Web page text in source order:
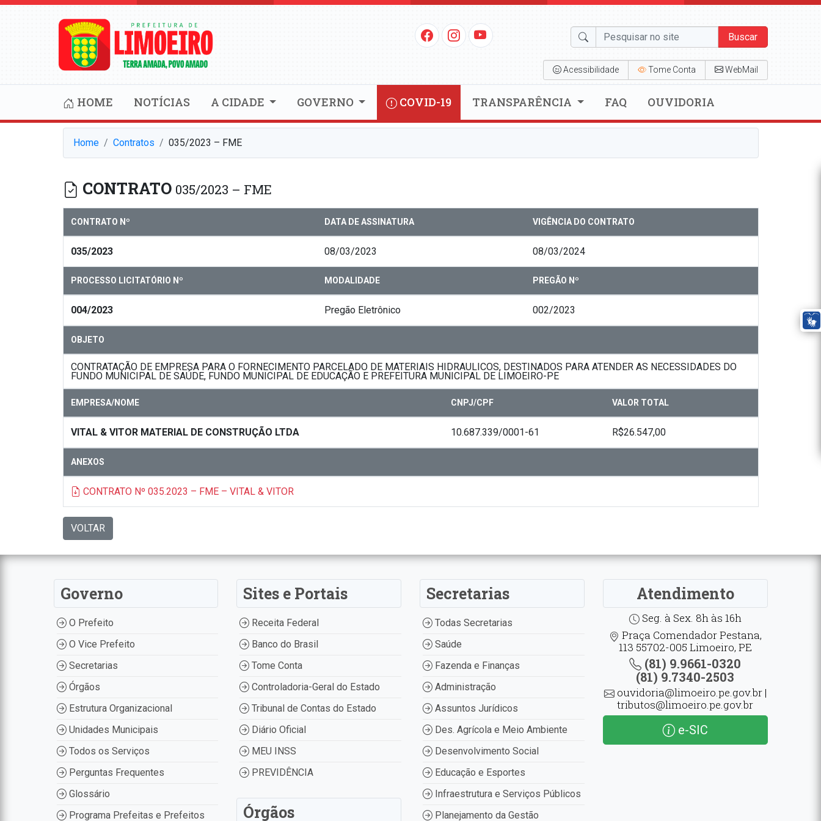
Buscar
Acessibilidade Tome Conta WebMail
HOME NOTÍCIAS A CIDADE GOVERNO COVID-19 TRANSPARÊNCIA FAQ OUVIDORIA
Home Contratos 035/2023 – FME
CONTRATO 035/2023 – FME
CONTRATO Nº DATA DE ASSINATURA VIGÊNCIA DO CONTRATO
035/2023 08/03/2023 08/03/2024
PROCESSO LICITATÓRIO Nº MODALIDADE PREGÃO Nº
004/2023 Pregão Eletrônico 002/2023
OBJETO
CONTRATAÇÃO DE EMPRESA PARA O FORNECIMENTO PARCELADO DE MATERIAIS HIDRAULICOS, DESTINADOS PARA ATENDER AS NECESSIDADES DO
FUNDO MUNICIPAL DE SAÚDE, FUNDO MUNICIPAL DE EDUCAÇÃO E PREFEITURA MUNICIPAL DE LIMOEIRO-PE
EMPRESA/NOME CNPJ/CPF VALOR TOTAL
VITAL & VITOR MATERIAL DE CONSTRUÇÃO LTDA 10.687.339/0001-61 R$26.547,00
ANEXOS
CONTRATO Nº 035.2023 – FME – VITAL & VITOR
VOLTAR
Governo
O Prefeito
O Vice Prefeito
Secretarias
Órgãos
Estrutura Organizacional
Unidades Municipais
Todos os Serviços
Perguntas Frequentes
Glossário
Programa Prefeitas e Prefeitos
Sites e Portais
Receita Federal
Banco do Brasil
Tome Conta
Controladoria-Geral do Estado
Tribunal de Contas do Estado
Diário Oficial
MEU INSS
PREVIDÊNCIA
Órgãos
Secretarias
Todas Secretarias
Saúde
Fazenda e Finanças
Administração
Assuntos Jurídicos
Des. Agrícola e Meio Ambiente
Desenvolvimento Social
Educação e Esportes
Infraestrutura e Serviços Públicos
Planejamento da Gestão
Atendimento
Seg. à Sex. 8h às 16h
Praça Comendador Pestana,
113 55702-005 Limoeiro, PE
(81) 9.9661-0320
(81) 9.7340-2503
ouvidoria@limoeiro.pe.gov.br |
tributos@limoeiro.pe.gov.br
e-SIC